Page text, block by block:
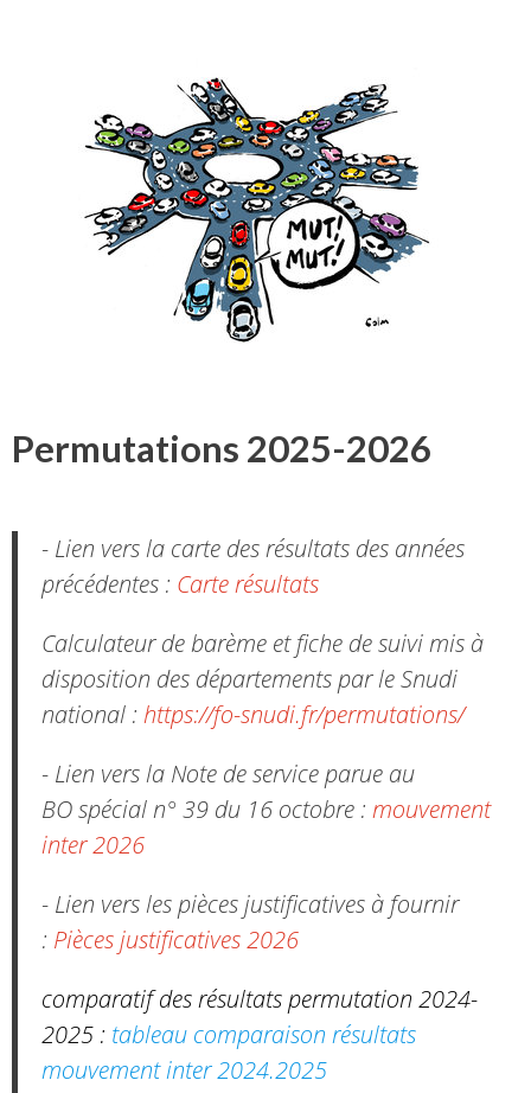
Permutations 2025-2026
- Lien vers la carte des résultats des années
précédentes : Carte résultats
Calculateur de barème et fiche de suivi mis à
disposition des départements par le Snudi
national : https://fo-snudi.fr/permutations/
- Lien vers la Note de service parue au
BO spécial n° 39 du 16 octobre : mouvement
inter 2026
- Lien vers les pièces justificatives à fournir
: Pièces justificatives 2026
comparatif des résultats permutation 2024-
2025 : tableau comparaison résultats
mouvement inter 2024.2025